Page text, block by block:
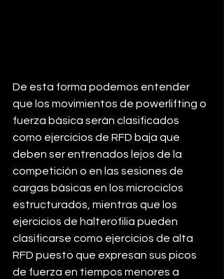
De esta forma podemos entender
que los movimientos de powerlifting o
fuerza básica serán clasificados
como ejercicios de RFD baja que
deben ser entrenados lejos de la
competición o en las sesiones de
cargas básicas en los microciclos
estructurados, mientras que los
ejercicios de halterofilia pueden
clasificarse como ejercicios de alta
RFD puesto que expresan sus picos
de fuerza en tiempos menores a